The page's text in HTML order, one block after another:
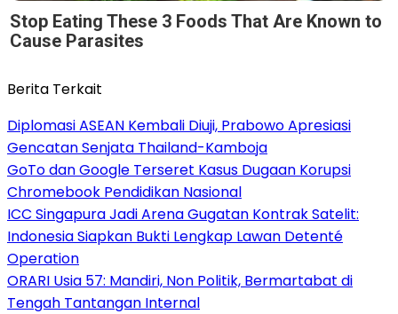
Stop Eating These 3 Foods That Are Known to
Cause Parasites
Berita Terkait
Diplomasi ASEAN Kembali Diuji, Prabowo Apresiasi
Gencatan Senjata Thailand-Kamboja
GoTo dan Google Terseret Kasus Dugaan Korupsi
Chromebook Pendidikan Nasional
ICC Singapura Jadi Arena Gugatan Kontrak Satelit:
Indonesia Siapkan Bukti Lengkap Lawan Detenté
Operation
ORARI Usia 57: Mandiri, Non Politik, Bermartabat di
Tengah Tantangan Internal